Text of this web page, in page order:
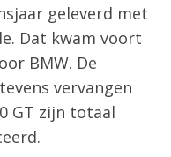
geleverd met
Dat kwam voort
BMW. De
vervangen
GT zijn totaal